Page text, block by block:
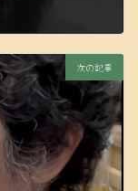
次の記事